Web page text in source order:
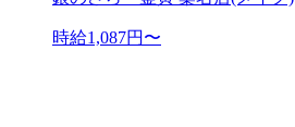
時給1,087円〜